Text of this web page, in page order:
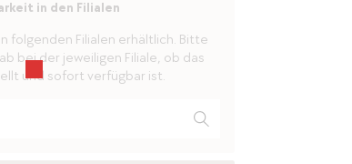
in den Filialen
folgenden Filialen erhältlich. Bitte
bei der jeweiligen Filiale, ob das
und sofort verfügbar ist.